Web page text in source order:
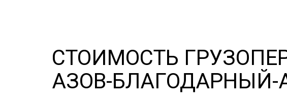
СТОИМОСТЬ
АЗОВ-БЛАГОДАРНЫЙ-